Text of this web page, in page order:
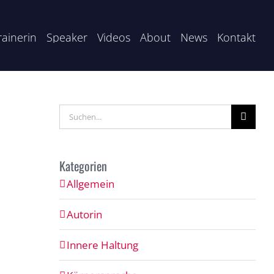
Speaker Videos About News Kontakt
Suche
nach:
Kategorien
Allgemein
Autorin
Innere Haltung